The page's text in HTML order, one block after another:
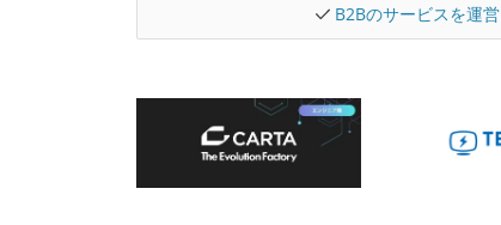
B2Bのサービスを運営